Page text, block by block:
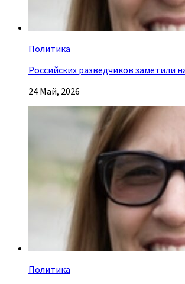
Политика
Российских разведчиков заметили
24 Май, 2026
Политика